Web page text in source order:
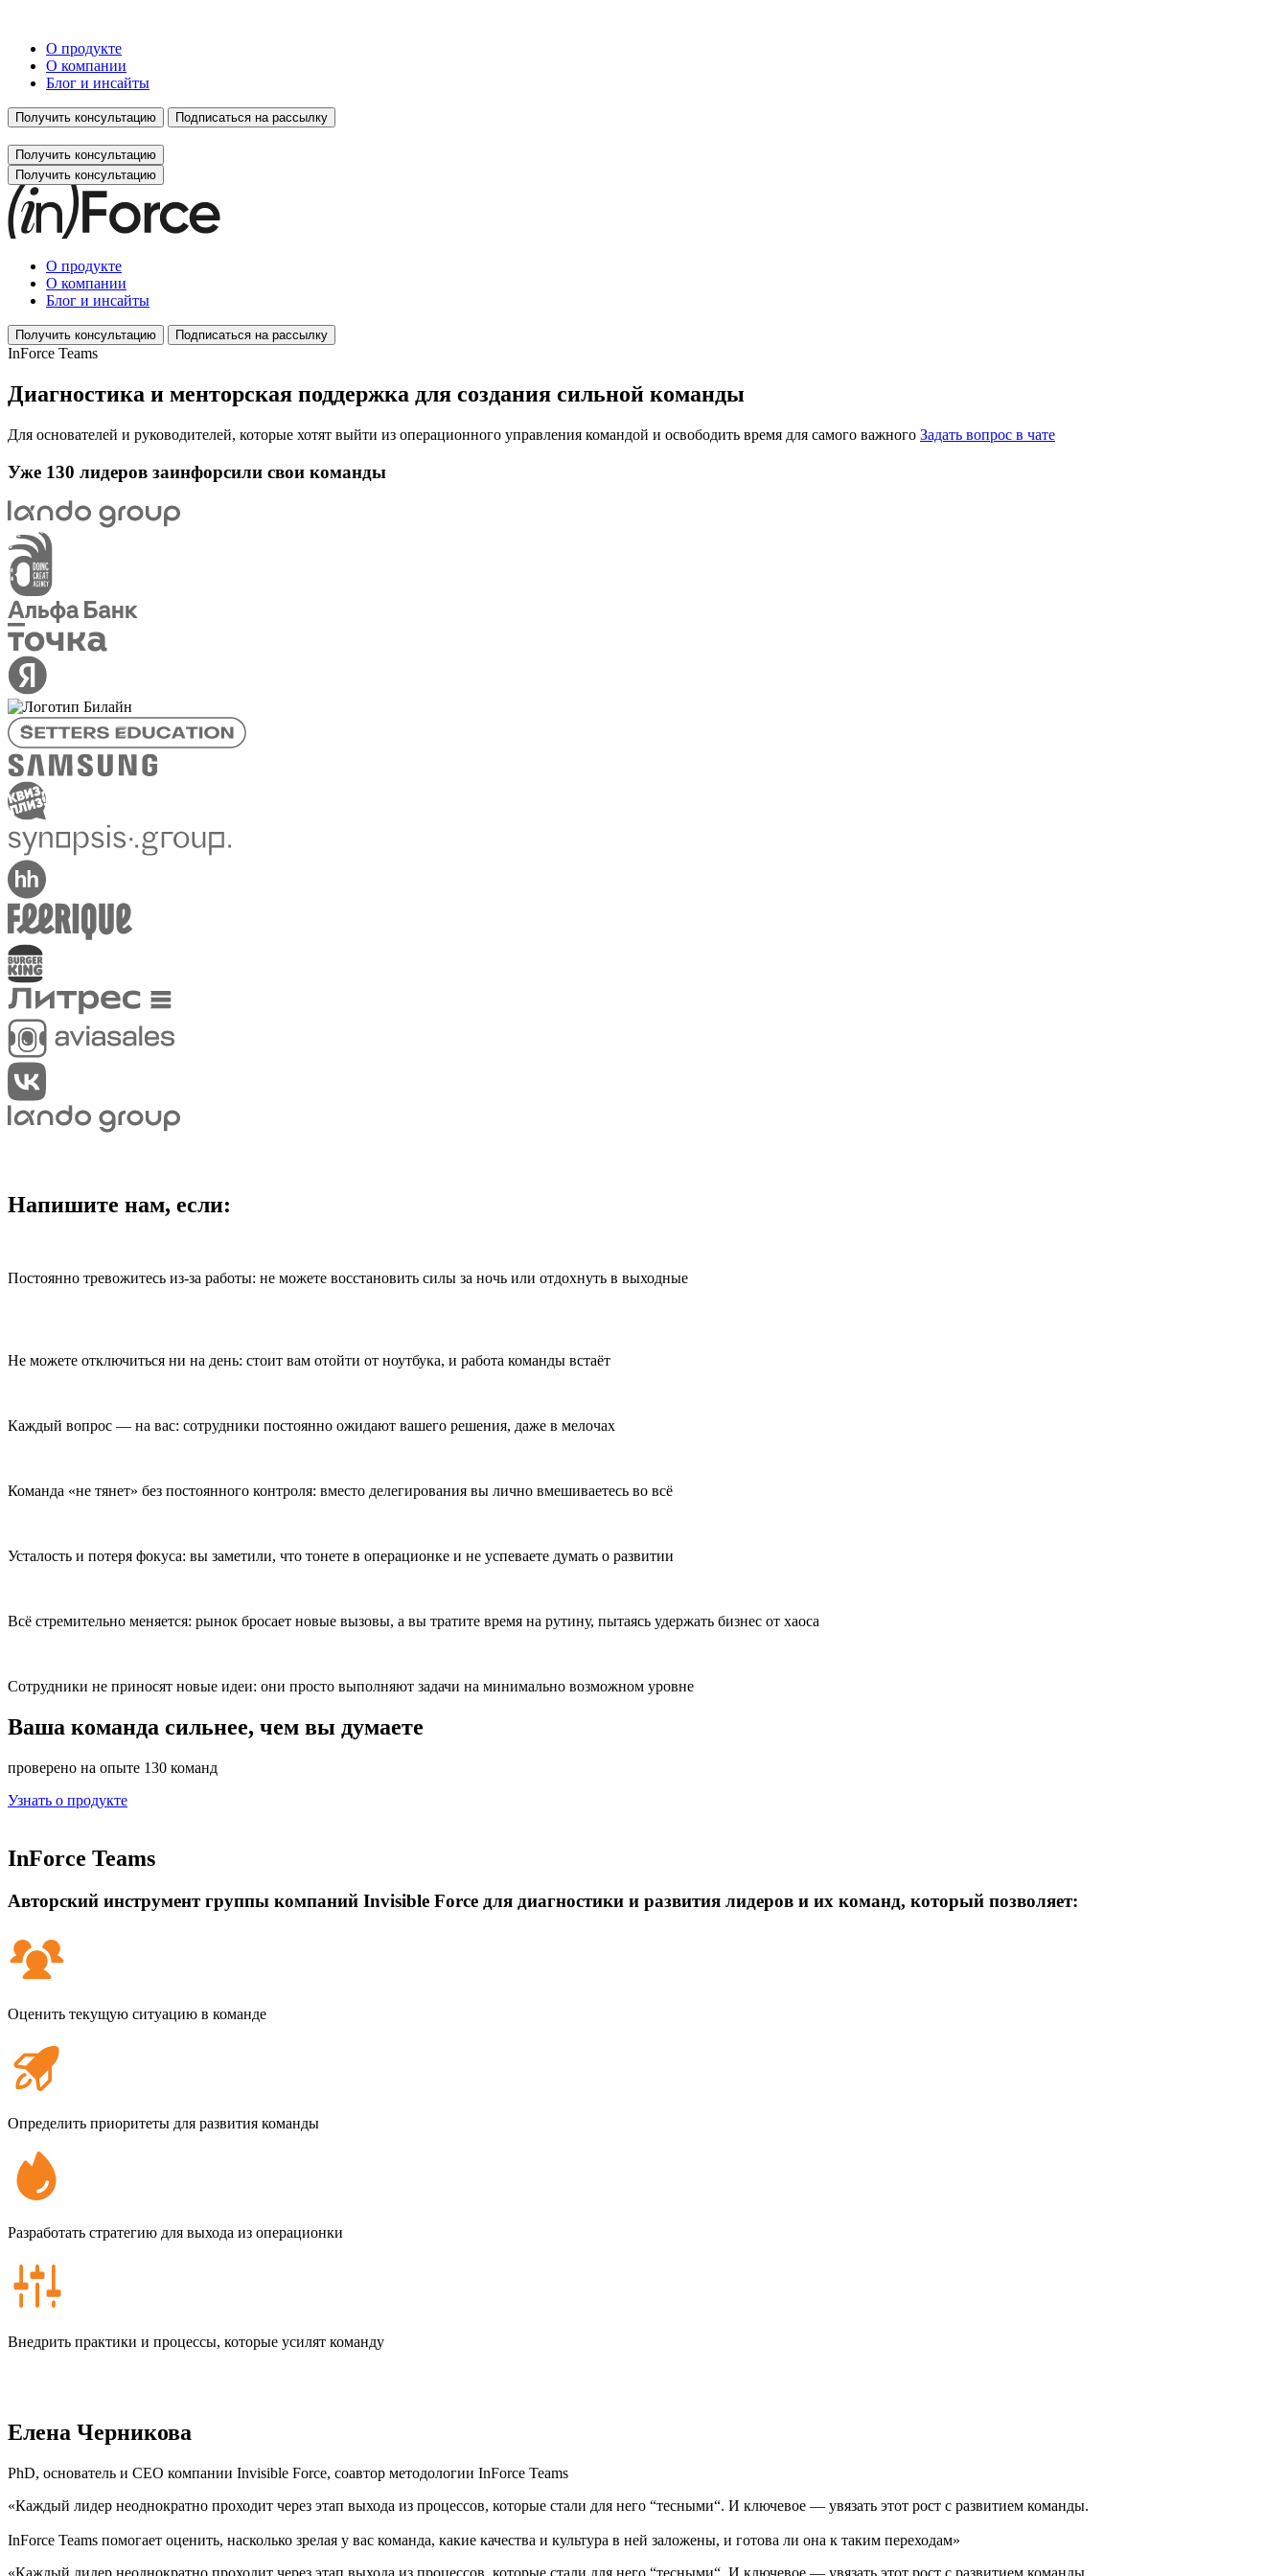
О продукте
О компании
Блог и инсайты
Получить консультацию Подписаться на рассылку
Получить консультацию
Получить консультацию
О продукте
О компании
Блог и инсайты
Получить консультацию Подписаться на рассылку
InForce Teams
Диагностика и менторская поддержка для создания сильной команды
Для основателей и руководителей, которые хотят выйти из операционного управления командой и освободить время для самого важного Задать вопрос в чате
Уже 130 лидеров заинфорсили свои команды
Напишите нам, если:
Постоянно тревожитесь из-за работы: не можете восстановить силы за ночь или отдохнуть в выходные
Не можете отключиться ни на день: стоит вам отойти от ноутбука, и работа команды встаёт
Каждый вопрос — на вас: сотрудники постоянно ожидают вашего решения, даже в мелочах
Команда «не тянет» без постоянного контроля: вместо делегирования вы лично вмешиваетесь во всё
Усталость и потеря фокуса: вы заметили, что тонете в операционке и не успеваете думать о развитии
Всё стремительно меняется: рынок бросает новые вызовы, а вы тратите время на рутину, пытаясь удержать бизнес от хаоса
Сотрудники не приносят новые идеи: они просто выполняют задачи на минимально возможном уровне
Ваша команда сильнее, чем вы думаете
проверено на опыте 130 команд
Узнать о продукте
InForce Teams
Авторский инструмент группы компаний Invisible Force для диагностики и развития лидеров и их команд, который позволяет:
Оценить текущую ситуацию в команде
Определить приоритеты для развития команды
Разработать стратегию для выхода из операционки
Внедрить практики и процессы, которые усилят команду
Елена Черникова
PhD, основатель и CEO компании Invisible Force, соавтор методологии InForce Teams
«Каждый лидер неоднократно проходит через этап выхода из процессов, которые стали для него “тесными“. И ключевое — увязать этот рост с развитием команды.
InForce Teams помогает оценить, насколько зрелая у вас команда, какие качества и культура в ней заложены, и готова ли она к таким переходам»